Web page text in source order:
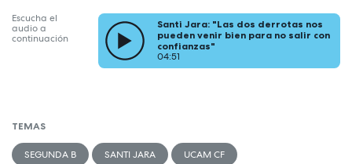
Escucha el
audio a
continuación
Santi Jara: "Las dos derrotas nos
pueden venir bien para no salir con
confianzas"
04:51
TEMAS
SEGUNDA B SANTI JARA UCAM CF